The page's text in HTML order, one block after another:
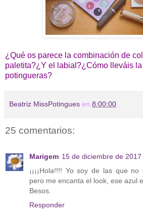
¿Qué os parece la combinación de
paletita?¿Y el labial?¿Cómo lleváis
potingueras?
Beatriz MissPotingues en 8:00:00
25 comentarios:
Marigem 15 de diciembre de
¡¡¡¡Hola!!!! Yo soy de las que
pero me encanta el look, ese azul
Besos.
Responder